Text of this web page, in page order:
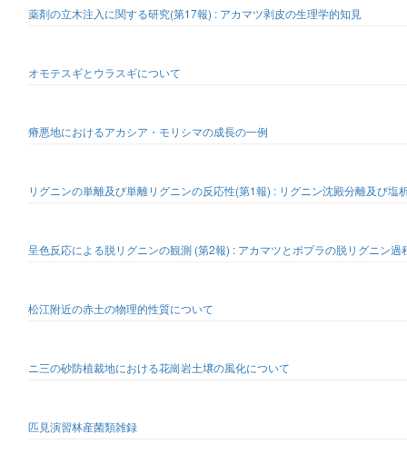
薬剤の立木注入に関する研究(第17報) : アカマツ剥皮の生理学的知見
オモテスギとウラスギについて
瘠悪地におけるアカシア・モリシマの成長の一例
リグニンの単離及び単離リグニンの反応性(第1報) : リグニン沈殿分離及び塩
呈色反応による脱リグニンの観測 (第2報) : アカマツとポプラの脱リグニン過
松江附近の赤土の物理的性質について
ニ三の砂防植裁地における花崗岩土壌の風化について
匹見演習林産菌類雑録